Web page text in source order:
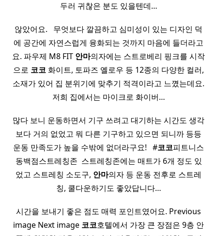
두러 귀찮은 분도 있을텐데…
않았어요. ​ ​ 무엇보다 깔끔하고 심미성이 있는 디자인 덕
에 공간에 자연스럽게 융화되는 것까지 마음에 들더라고
요. 파우제 M8 FIT 안마의자에는 스트로베리 핑크를 시작
으로 코코 화이트, 토파즈 옐로우 등 12종의 다양한 컬러,
소재가 있어 집 분위기에 맞추기 적격이라고 느꼈는데요.
저희 집에서는 마이크로 화이버…
많다 보니 운동하면서 기구 쓰려고 대기하는 시간도 생각
보다 거의 없었고 뭐 다른 기구하고 있으면 되니까 등등
운동 만족도가 높을 수밖에 없더라구요! ​ ​ #코코피트니스
동백점스트레칭존 ​ 스트레칭존에는 매트가 6개 정도 있
었고 스트레칭 소도구, 안마의자 등 운동 전후로 스트레
칭, 쿨다운하기도 좋았답니다…
시간을 보내기 좋은 점도 매력 포인트였어요. Previous
image Next image 코코호텔에서 가장 큰 장점은 9층 안